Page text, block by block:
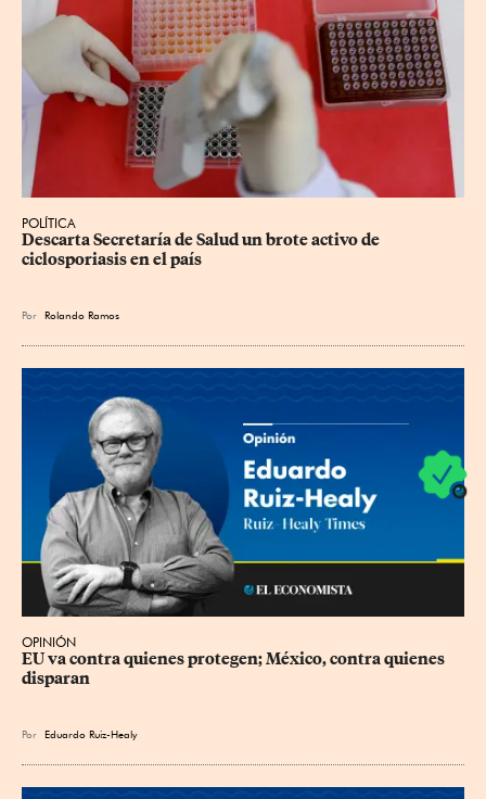
POLÍTICA
Descarta Secretaría de Salud un brote activo de
ciclosporiasis en el país
Por Rolando Ramos
OPINIÓN
EU va contra quienes protegen; México, contra quienes
disparan
Por Eduardo Ruiz-Healy